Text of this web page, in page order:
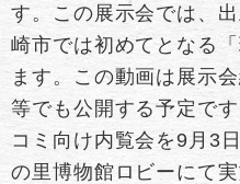
す。この展示会では、
崎市では初めてとなる
ます。この動画は展示
等でも公開する予定で
コミ向け内覧会を9月3
の里博物館ロビーにて実